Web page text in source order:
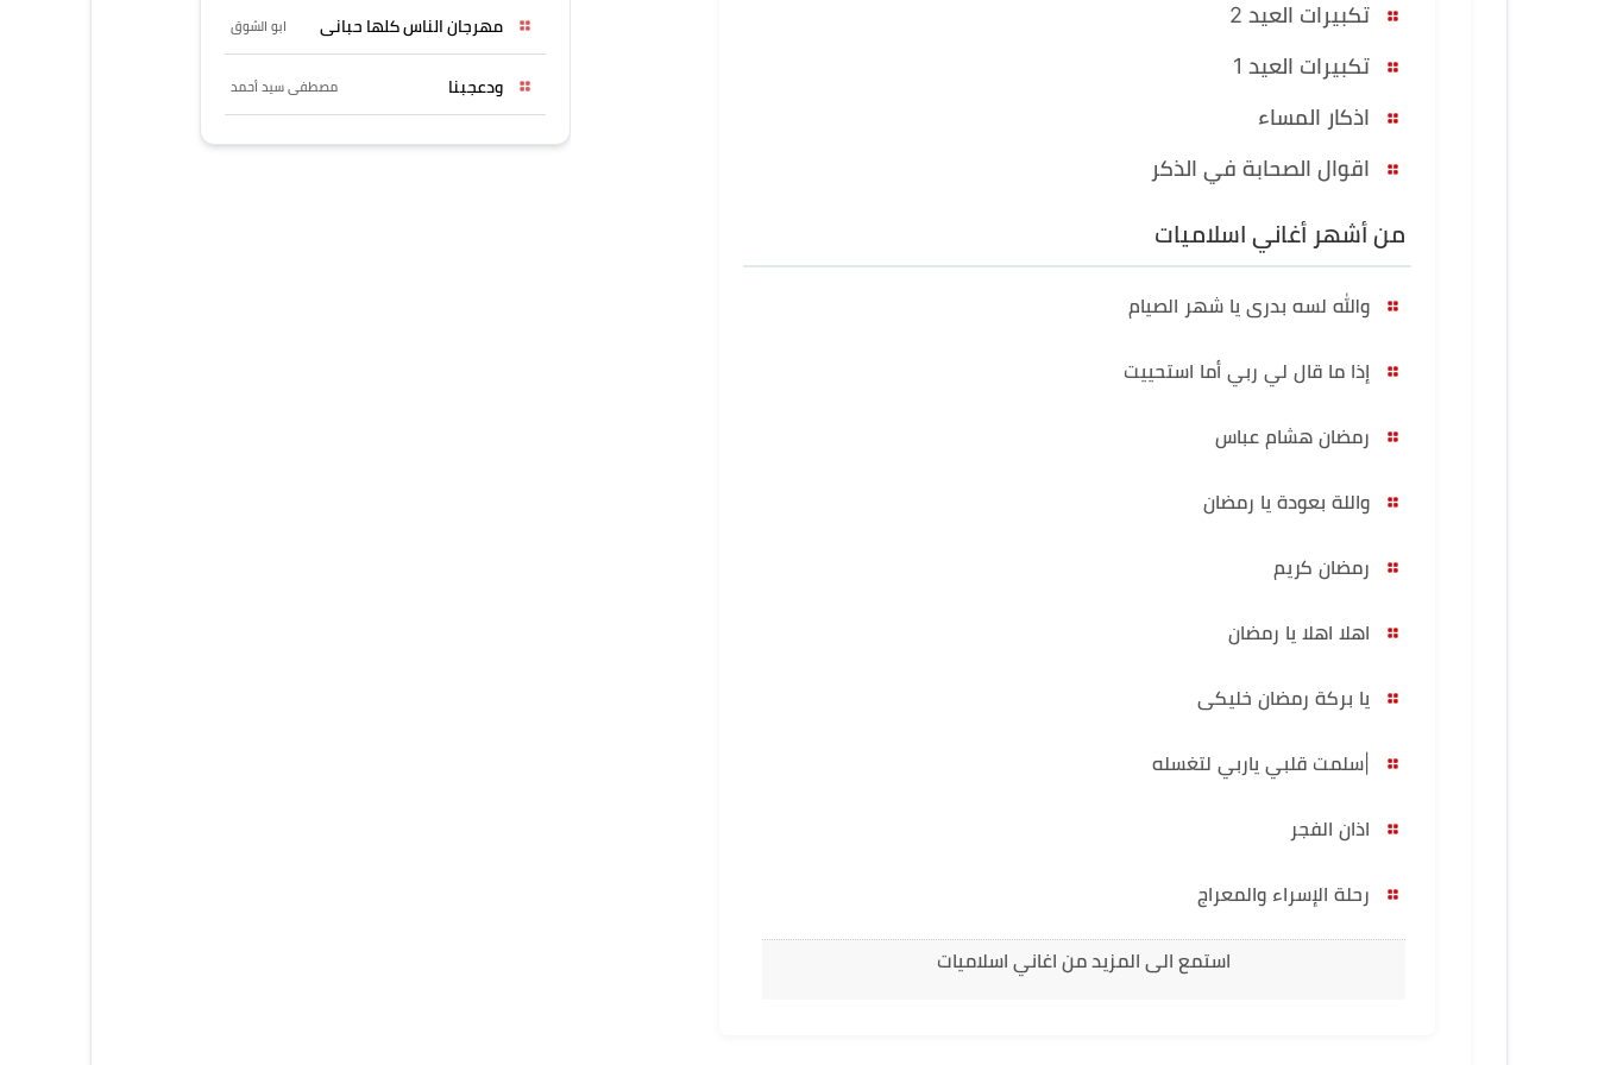
تكبيرات العيد 2
تكبيرات العيد 1
اذكار المساء
اقوال الصحابة في الذكر
من أشهر أغاني اسلاميات
والله لسه بدرى يا شهر الصيام
إذا ما قال لي ربي أما استحييت
رمضان هشام عباس
واللة بعودة يا رمضان
رمضان كريم
اهلا اهلا يا رمضان
يا بركة رمضان خليكى
|سلمت قلبي ياربي لتغسله
اذان الفجر
رحلة الإسراء والمعراج
استمع الى المزيد من اغاني اسلاميات
مهرجان الناس كلها حبانى ابو الشوق
ودعجبنا مصطفى سيد أحمد